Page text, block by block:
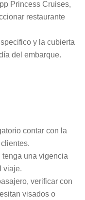
Princess Cruises,
restaurante
y la cubierta
del embarque.
contar con la
una vigencia
viaje.
verificar con
visados o